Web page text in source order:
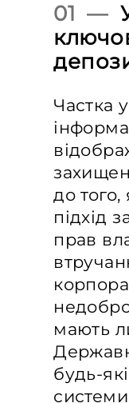
01 —
Частка
до того,
підхід
прав
мають
будь-